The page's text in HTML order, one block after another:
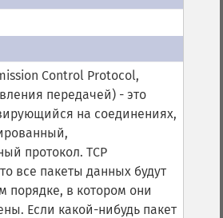
Control Protocol,
передачей) - это
на соединениях,
протокол. TCP
все пакеты данных будут
порядке, в котором они
Если какой-нибудь пакет